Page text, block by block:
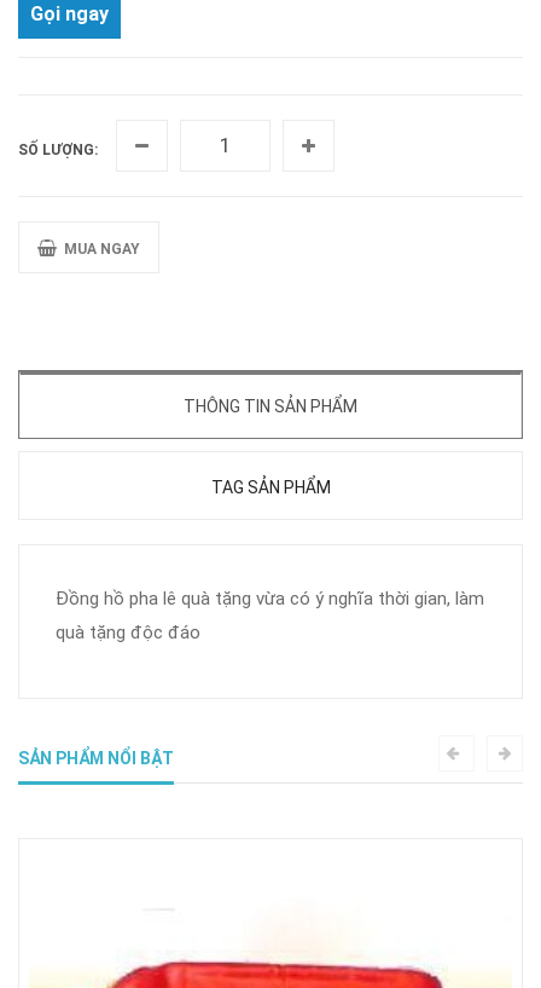
Gọi ngay
SỐ LƯỢNG:
MUA NGAY
THÔNG TIN SẢN PHẨM
TAG SẢN PHẨM
Đồng hồ pha lê quà tặng vừa có ý nghĩa thời gian, làm
quà tặng độc đáo
SẢN PHẨM NỔI BẬT